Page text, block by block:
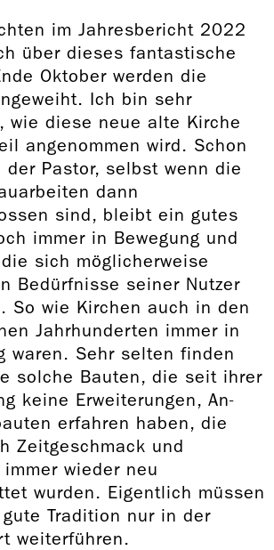
im Jahresbericht 2022
über dieses fantastische
Oktober werden die
Ich bin sehr
wie diese neue alte Kirche
angenommen wird. Schon
der Pastor, selbst wenn die
dann
sind, bleibt ein gutes
immer in Bewegung und
sich möglicherweise
Bedürfnisse seiner Nutzer
So wie Kirchen auch in den
Jahrhunderten immer in
waren. Sehr selten finden
solche Bauten, die seit ihrer
keine Erweiterungen, An-
erfahren haben, die
Zeitgeschmack und
wieder neu
wurden. Eigentlich müssen
Tradition nur in der
weiterführen.